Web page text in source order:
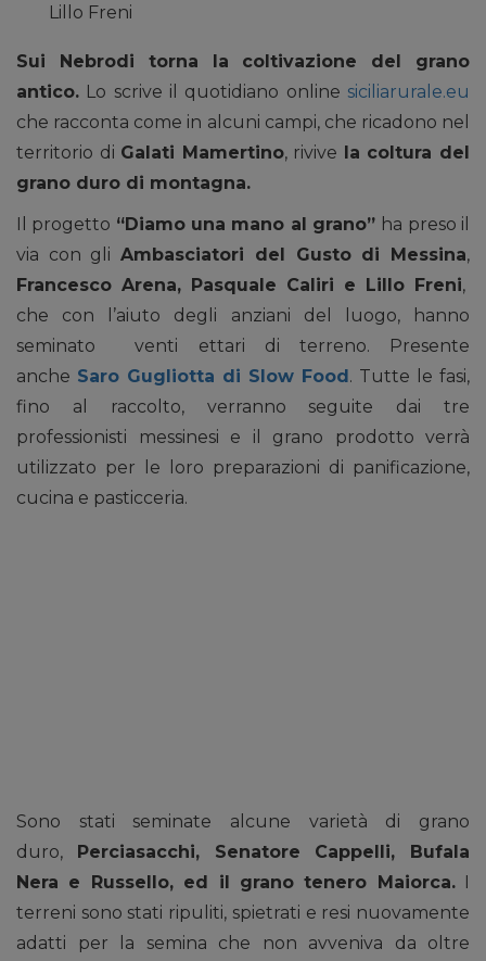
Lillo Freni
Sui Nebrodi torna la coltivazione del grano
antico. Lo scrive il quotidiano online siciliarurale.eu
che racconta come in alcuni campi, che ricadono nel
territorio di Galati Mamertino, rivive la coltura del
grano duro di montagna.
Il progetto “Diamo una mano al grano” ha preso il
via con gliAmbasciatori del Gusto di Messina,
Francesco Arena, Pasquale Caliri e Lillo Freni,
che con l’aiuto degli anziani del luogo, hanno
seminato venti ettari di terreno. Presente
anche Saro Gugliotta di Slow Food. Tutte le fasi,
fino al raccolto, verranno seguite dai tre
professionisti messinesi e il grano prodotto verrà
utilizzato per le loro preparazioni di panificazione,
cucina e pasticceria.
Sono stati seminate alcune varietà di grano
duro, Perciasacchi, Senatore Cappelli, Bufala
Nera e Russello, ed il grano tenero Maiorca.I
terreni sono stati ripuliti, spietrati e resi nuovamente
adatti per la semina che non avveniva da oltre